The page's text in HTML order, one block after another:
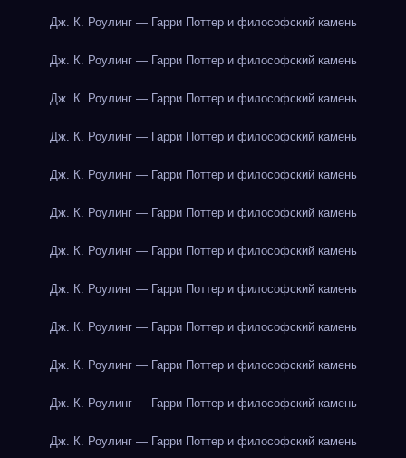
Дж. К. Роулинг — Гарри Поттер и философский камень
Дж. К. Роулинг — Гарри Поттер и философский камень
Дж. К. Роулинг — Гарри Поттер и философский камень
Дж. К. Роулинг — Гарри Поттер и философский камень
Дж. К. Роулинг — Гарри Поттер и философский камень
Дж. К. Роулинг — Гарри Поттер и философский камень
Дж. К. Роулинг — Гарри Поттер и философский камень
Дж. К. Роулинг — Гарри Поттер и философский камень
Дж. К. Роулинг — Гарри Поттер и философский камень
Дж. К. Роулинг — Гарри Поттер и философский камень
Дж. К. Роулинг — Гарри Поттер и философский камень
Дж. К. Роулинг — Гарри Поттер и философский камень